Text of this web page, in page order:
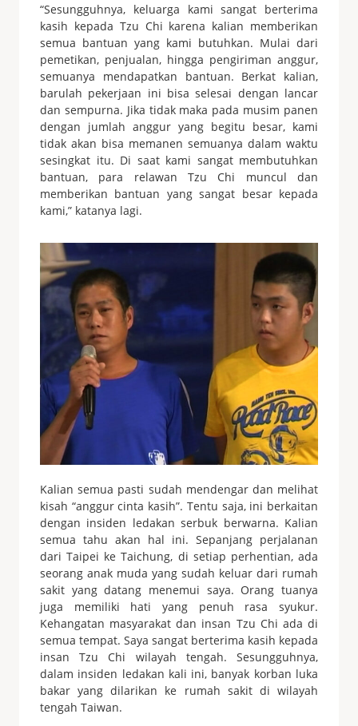
“Sesungguhnya, keluarga kami sangat berterima
kasih kepada Tzu Chi karena kalian memberikan
semua bantuan yang kami butuhkan. Mulai dari
pemetikan, penjualan, hingga pengiriman anggur,
semuanya mendapatkan bantuan. Berkat kalian,
barulah pekerjaan ini bisa selesai dengan lancar
dan sempurna. Jika tidak maka pada musim panen
dengan jumlah anggur yang begitu besar, kami
tidak akan bisa memanen semuanya dalam waktu
sesingkat itu. Di saat kami sangat membutuhkan
bantuan, para relawan Tzu Chi muncul dan
memberikan bantuan yang sangat besar kepada
kami,” katanya lagi.
Kalian semua pasti sudah mendengar dan melihat
kisah “anggur cinta kasih”. Tentu saja, ini berkaitan
dengan insiden ledakan serbuk berwarna. Kalian
semua tahu akan hal ini. Sepanjang perjalanan
dari Taipei ke Taichung, di setiap perhentian, ada
seorang anak muda yang sudah keluar dari rumah
sakit yang datang menemui saya. Orang tuanya
juga memiliki hati yang penuh rasa syukur.
Kehangatan masyarakat dan insan Tzu Chi ada di
semua tempat. Saya sangat berterima kasih kepada
insan Tzu Chi wilayah tengah. Sesungguhnya,
dalam insiden ledakan kali ini, banyak korban luka
bakar yang dilarikan ke rumah sakit di wilayah
tengah Taiwan.